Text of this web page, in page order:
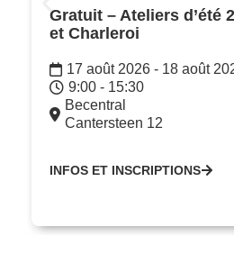
Gratuit – Ateliers d’été
et Charleroi
17 août 2026 - 18 août
9:00 - 15:30
Becentral
Cantersteen 12
INFOS ET INSCRIPTIONS